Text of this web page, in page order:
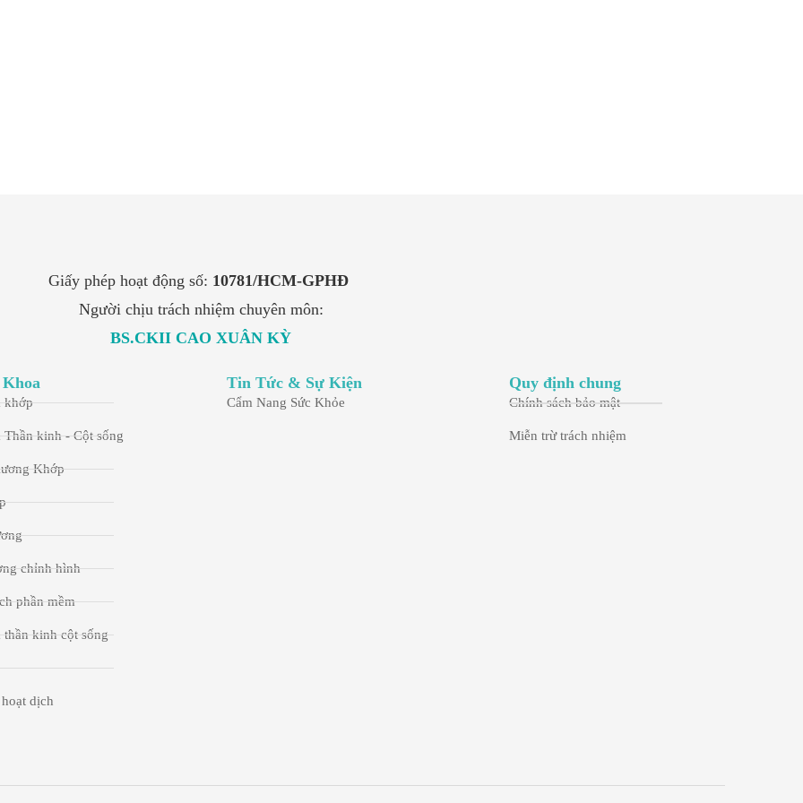
Giấy phép hoạt động số: 10781/HCM-GPHĐ
Người chịu trách nhiệm chuyên môn:
BS.CKII CAO XUÂN KỲ
khớp
Thần kinh - Cột sống
Khớp
chỉnh hình
phần mềm
thần kinh cột sống
dịch
Tin Tức & Sự Kiện
Cẩm Nang Sức Khỏe
Quy định chung
Chính sách bảo mật
Miễn trừ trách nhiệm